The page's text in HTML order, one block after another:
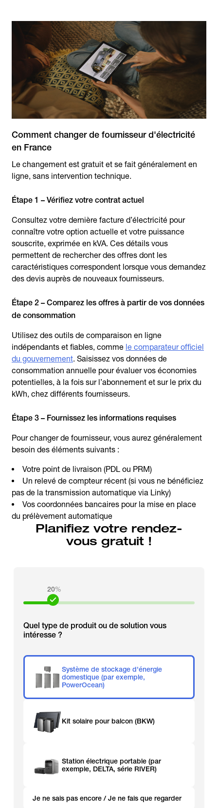
Comment changer de fournisseur d'électricité
en France
Le changement est gratuit et se fait généralement en
ligne, sans intervention technique.
Étape 1 – Vérifiez votre contrat actuel
Consultez votre dernière facture d’électricité pour
connaître votre option actuelle et votre puissance
souscrite, exprimée en kVA. Ces détails vous
permettent de rechercher des offres dont les
caractéristiques correspondent lorsque vous demandez
des devis auprès de nouveaux fournisseurs.
Étape 2 – Comparez les offres à partir de vos données
de consommation
Utilisez des outils de comparaison en ligne
indépendants et fiables, comme le comparateur officiel
du gouvernement. Saisissez vos données de
consommation annuelle pour évaluer vos économies
potentielles, à la fois sur l’abonnement et sur le prix du
kWh, chez différents fournisseurs.
Étape 3 – Fournissez les informations requises
Pour changer de fournisseur, vous aurez généralement
besoin des éléments suivants :
Votre point de livraison (PDL ou PRM)
Un relevé de compteur récent (si vous ne bénéficiez
pas de la transmission automatique via Linky)
Vos coordonnées bancaires pour la mise en place
du prélèvement automatique
Planifiez votre rendez-
vous gratuit !
20%
Quel type de produit ou de solution vous
intéresse ?
Système de stockage d'énergie
domestique (par exemple,
PowerOcean)
Kit solaire pour balcon (BKW)
Station électrique portable (par
exemple, DELTA, série RIVER)
Je ne sais pas encore / Je ne fais que regarder